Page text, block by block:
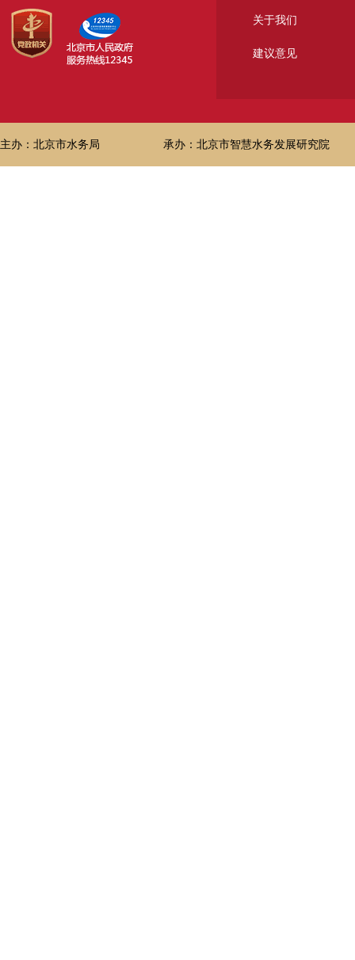
关于我们
建议意见
主办：北京市水务局 承办：北京市智慧水务发展研究院